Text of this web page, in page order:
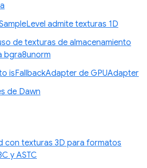
admite texturas 1D
de texturas de almacenamiento
bgra8unorm
isFallbackAdapter de GPUAdapter
de Dawn
con texturas 3D para formatos
y ASTC